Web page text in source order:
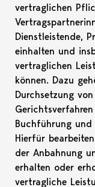
vertraglichen
Dienstleistende,
einhalten und
vertraglichen
können. Dazu
Durchsetzung
Buchführung
Hierfür
der Anbahnung
erhalten oder
vertragliche